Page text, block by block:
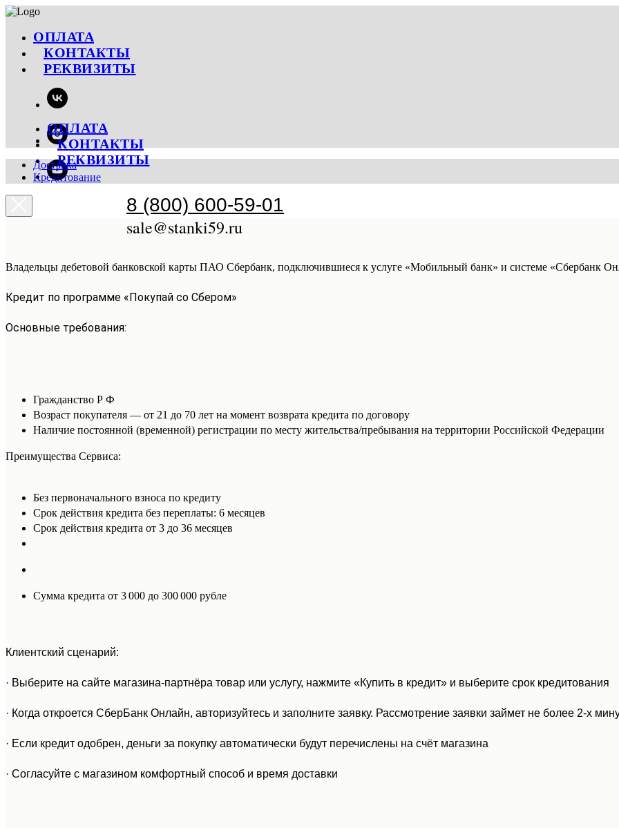
ОПЛАТА
КОНТАКТЫ
РЕКВИЗИТЫ
8 (800) 600-59-01
sale@stanki59.ru
ОПЛАТА
КОНТАКТЫ
РЕКВИЗИТЫ
Доставка
Кредитование
Владельцы дебетовой банковской карты ПАО Сбербанк, подключившиеся к услуге «Мобильный банк» и системе «Сбербанк
Кредит по программе «Покупай со Сбером»
Основные требования:
Гражданство Р Ф
Возраст покупателя — от 21 до 70 лет на момент возврата кредита по договору
Наличие постоянной (временной) регистрации по месту жительства/пребывания на территории Российской Федерации
Преимущества Сервиса:
Без первоначального взноса по кредиту
Срок действия кредита без переплаты: 6 месяцев
Срок действия кредита от 3 до 36 месяцев
Сумма кредита от 3 000 до 300 000 рубле
Клиентский сценарий:
· Выберите на сайте магазина-партнёра товар или услугу, нажмите «Купить в кредит» и выберите срок кредитования
· Когда откроется СберБанк Онлайн, авторизуйтесь и заполните заявку. Рассмотрение заявки займет не более 2-х
· Если кредит одобрен, деньги за покупку автоматически будут перечислены на счёт магазина
· Согласуйте с магазином комфортный способ и время доставки